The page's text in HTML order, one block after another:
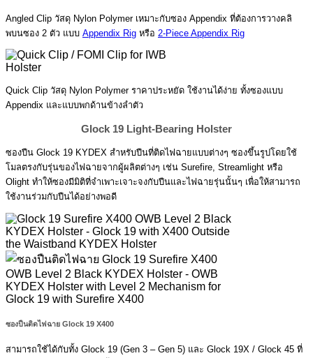
Angled Clip วัสดุ Nylon Polymer เหมาะกับซอง Appendix ที่ต้องการวางคลิ
พบนซอง 2 ตัว แบบ Appendix Rig หรือ 2-Piece Appendix Rig
Quick Clip วัสดุ Nylon Polymer ราคาประหยัด ใช้งานได้ง่าย ทั้งซองแบบ
Appendix และแบบพกด้านข้างลำตัว
Glock 19 Light-Bearing Holster
ซองปืน Glock 19 KYDEX สำหรับปืนที่ติดไฟฉายแบบต่างๆ ซองขึ้นรูปโดยใช้
โมลตรงกับรุ่นของไฟฉายจากผู้ผลิตต่างๆ เช่น Surefire, Streamlight หรือ
Olight ทำให้ซองมีมิติที่จำเพาะเจาะจงกับปืนและไฟฉายรุ่นนั้นๆ เพื่อให้สามารถ
ใช้งานร่วมกับปืนได้อย่างพอดี
ซองปืนติดไฟฉาย Glock 19 X400
สามารถใช้ได้กับทั้ง Glock 19 (Gen 3 – Gen 5) และ Glock 19X / Glock 45 ที่